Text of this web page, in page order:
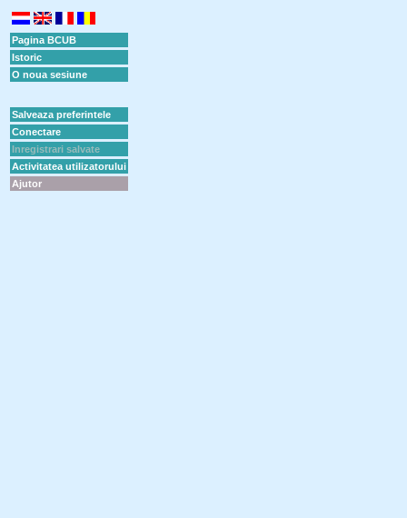
Pagina BCUB
Istoric
O noua sesiune
Salveaza preferintele
Conectare
Inregistrari salvate
Activitatea utilizatorului
Ajutor